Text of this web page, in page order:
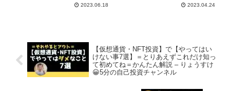
2023.06.18 2023.04.24
【仮想通貨・NFT投資】で【やってはい
けない事7選】＝とりあえずこれだけ知っ
て初めてね＝かんたん解説 – りょうすけ
😀5分の自己投資チャンネル